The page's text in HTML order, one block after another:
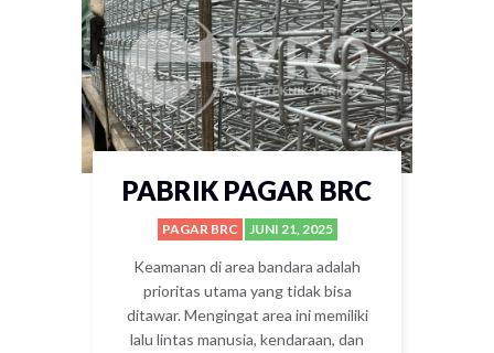
PABRIK PAGAR BRC
PAGAR BRC JUNI 21, 2025
Keamanan di area bandara adalah
prioritas utama yang tidak bisa
ditawar. Mengingat area ini memiliki
lalu lintas manusia, kendaraan, dan